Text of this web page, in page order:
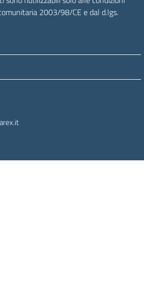
2003/98/CE e dal d.lgs.